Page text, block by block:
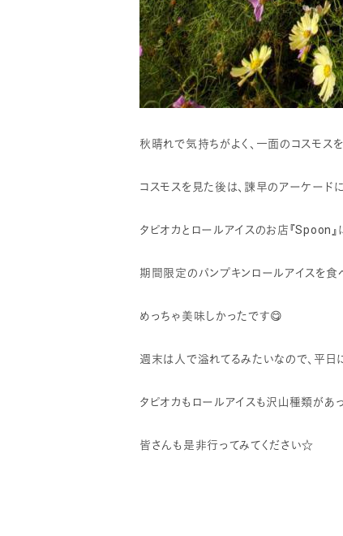
秋晴れで気持ちがよく、一面のコスモス
コスモスを見た後は、諫早のアーケード
タピオカとロールアイスのお店『Spoon』
期間限定のパンプキンロールアイスを食べ
めっちゃ美味しかったです😋
週末は人で溢れてるみたいなので、平日
タピオカもロールアイスも沢山種類があ
皆さんも是非行ってみてください☆